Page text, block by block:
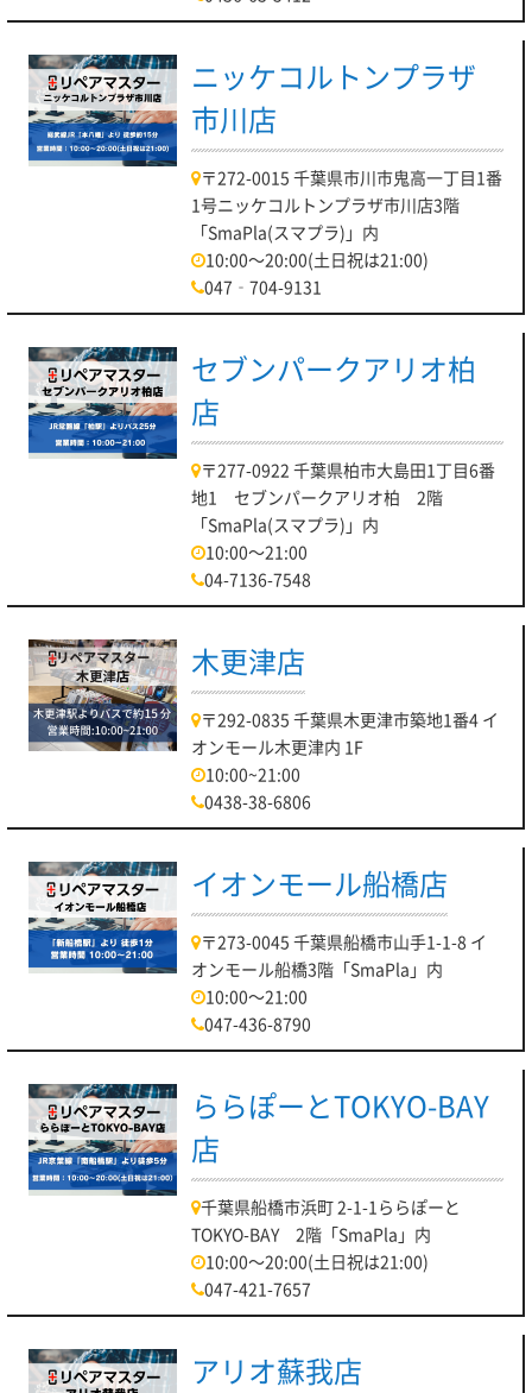
ニッケコルトンプラザ
市川店
〒272-0015 千葉県市川市鬼高一丁目1番
1号ニッケコルトンプラザ市川店3階
「SmaPla(スマプラ)」内
10:00～20:00(土日祝は21:00)
047‐704-9131
セブンパークアリオ柏
店
〒277-0922 千葉県柏市大島田1丁目6番
地1 セブンパークアリオ柏 2階
「SmaPla(スマプラ)」内
10:00～21:00
04-7136-7548
木更津店
〒292-0835 千葉県木更津市築地1番4 イ
オンモール木更津内 1F
10:00~21:00
0438-38-6806
イオンモール船橋店
〒273-0045 千葉県船橋市山手1-1-8 イ
オンモール船橋3階「SmaPla」内
10:00～21:00
047-436-8790
ららぽーとTOKYO-BAY
店
千葉県船橋市浜町 2-1-1ららぽーと
TOKYO-BAY 2階「SmaPla」内
10:00～20:00(土日祝は21:00)
047-421-7657
アリオ蘇我店